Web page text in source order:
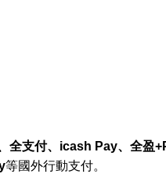
支付、icash Pay、全盈
等國外行動支付。